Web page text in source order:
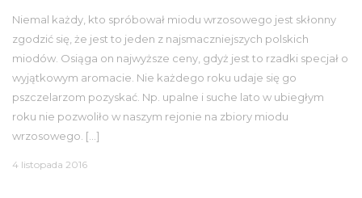
Niemal każdy, kto spróbował miodu wrzosowego jest skłonny
zgodzić się, że jest to jeden z najsmaczniejszych polskich
miodów. Osiąga on najwyższe ceny, gdyż jest to rzadki specjał o
wyjątkowym aromacie. Nie każdego roku udaje się go
pszczelarzom pozyskać. Np. upalne i suche lato w ubiegłym
roku nie pozwoliło w naszym rejonie na zbiory miodu
wrzosowego. […]
4 listopada 2016